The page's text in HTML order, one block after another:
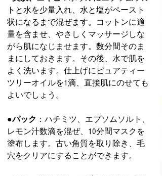
トと水を少量入れ、水と塩がペースト
状になるまで混ぜます。コットンに適
量を含ませ、やさしくマッサージしな
がら肌になじませます。数分間そのま
まにしておきます。その後、水で肌を
よく洗います。仕上げにピュアティー
ツリーオイルを1滴、直接肌にのせても
よいでしょう。
●パック ：ハチミツ、エプソムソルト、
レモン汁数滴を混ぜ、10分間マスクを
塗布します。古い角質を取り除き、毛
穴をクリアにすることができます。